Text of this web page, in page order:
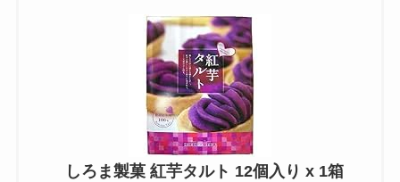
しろま製菓 紅芋タルト 12個入り x 1箱